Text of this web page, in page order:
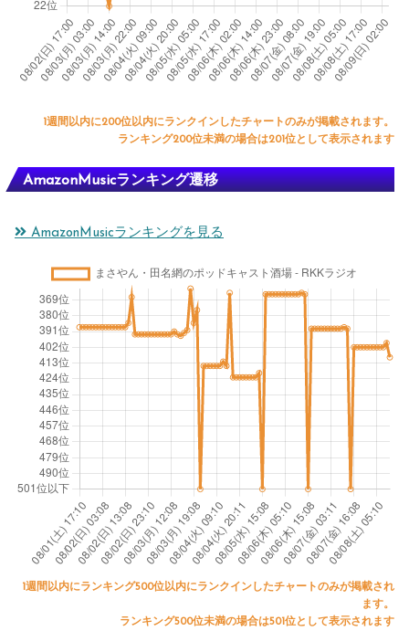
1週間以内に200位以内にランクインしたチャートのみが掲載されます。
ランキング200位未満の場合は201位として表示されます
AmazonMusicランキング遷移
AmazonMusicランキングを見る
1週間以内にランキング500位以内にランクインしたチャートのみが掲載され
ます。
ランキング500位未満の場合は501位として表示されます